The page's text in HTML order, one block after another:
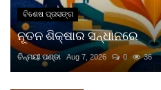
ବିଶେଷ ପ୍ରସଙ୍ଗ
ନୂତନ ଶିକ୍ଷାର ସନ୍ଧାନରେ
ଚିନ୍ମୟୀ ପଣ୍ଡା Aug 7, 2026 0 36